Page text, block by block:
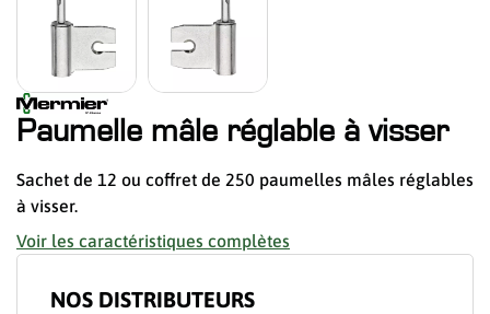
Paumelle mâle réglable à visser
Sachet de 12 ou coffret de 250 paumelles mâles réglables
à visser.
Voir les caractéristiques complètes
NOS DISTRIBUTEURS